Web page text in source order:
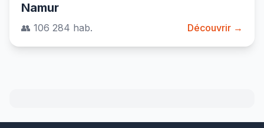
Namur
👥 106 284 hab. Découvrir →